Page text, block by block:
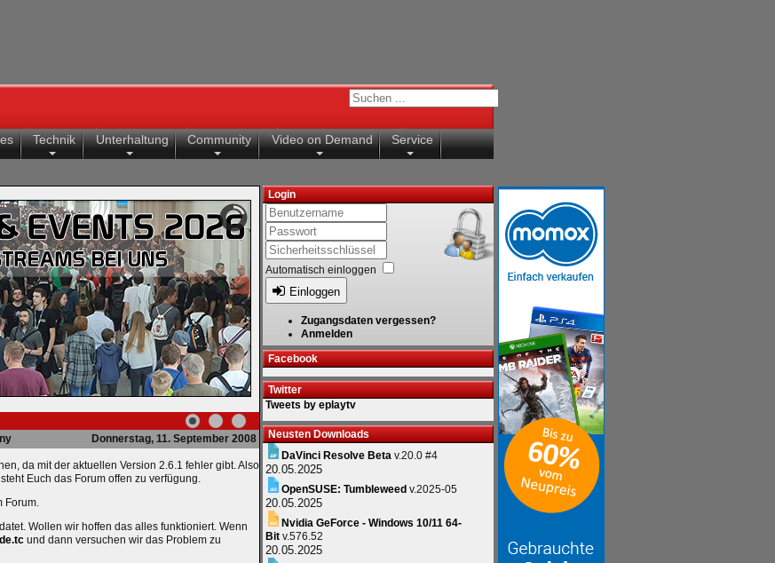
Technik Unterhaltung Community Video on Demand Service
Donnerstag, 11. September 2008
da mit der aktuellen Version 2.6.1 fehler gibt. Also
Euch das Forum offen zu verfügung.
Forum.
Wollen wir hoffen das alles funktioniert. Wenn
und dann versuchen wir das Problem zu
Login
Automatisch einloggen
Einloggen
Zugangsdaten vergessen?
Anmelden
Facebook
Twitter
Tweets by eplaytv
Neusten Downloads
DaVinci Resolve Beta v.20.0 #4
20.05.2025
OpenSUSE: Tumbleweed v.2025-05
20.05.2025
Nvidia GeForce - Windows 10/11 64-
Bit v.576.52
20.05.2025